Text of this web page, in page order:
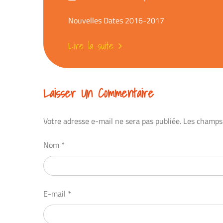
Nouvelles Dates 2016-2017
Lire la suite
Laisser Un Commentaire
Votre adresse e-mail ne sera pas publiée. Les
Nom *
E-mail *